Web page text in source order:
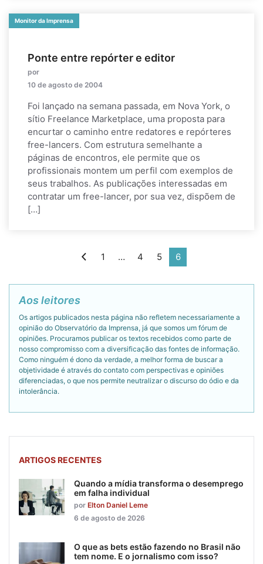
Monitor da Imprensa
Ponte entre repórter e editor
por
10 de agosto de 2004
Foi lançado na semana passada, em Nova York, o
sítio Freelance Marketplace, uma proposta para
encurtar o caminho entre redatores e repórteres
free-lancers. Com estrutura semelhante a
páginas de encontros, ele permite que os
profissionais montem um perfil com exemplos de
seus trabalhos. As publicações interessadas em
contratar um free-lancer, por sua vez, dispõem de
[…]
1 … 4 5 6
Aos leitores
Os artigos publicados nesta página não refletem necessariamente a
opinião do Observatório da Imprensa, já que somos um fórum de
opiniões. Procuramos publicar os textos recebidos como parte de
nosso compromisso com a diversificação das fontes de informação.
Como ninguém é dono da verdade, a melhor forma de buscar a
objetividade é através do contato com perspectivas e opiniões
diferenciadas, o que nos permite neutralizar o discurso do ódio e da
intolerância.
ARTIGOS RECENTES
Quando a mídia transforma o desemprego
em falha individual
por Elton Daniel Leme
6 de agosto de 2026
O que as bets estão fazendo no Brasil não
tem nome. E o jornalismo com isso?